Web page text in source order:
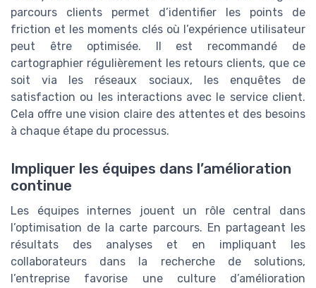
parcours clients permet d’identifier les points de
friction et les moments clés où l’expérience utilisateur
peut être optimisée. Il est recommandé de
cartographier régulièrement les retours clients, que ce
soit via les réseaux sociaux, les enquêtes de
satisfaction ou les interactions avec le service client.
Cela offre une vision claire des attentes et des besoins
à chaque étape du processus.
Impliquer les équipes dans l’amélioration
continue
Les équipes internes jouent un rôle central dans
l’optimisation de la carte parcours. En partageant les
résultats des analyses et en impliquant les
collaborateurs dans la recherche de solutions,
l’entreprise favorise une culture d’amélioration